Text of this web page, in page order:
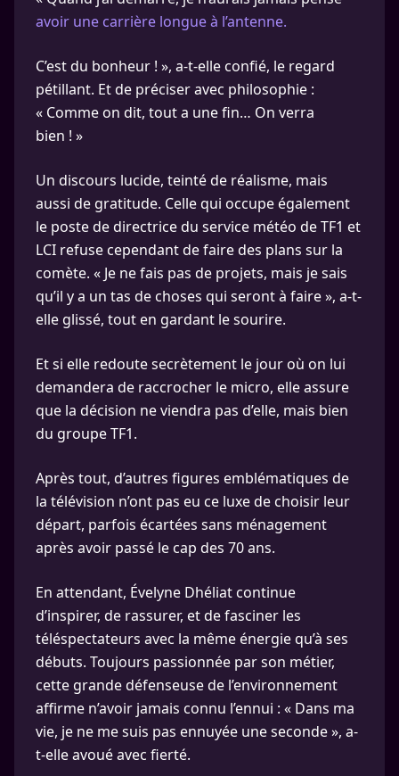
avoir une carrière longue à l’antenne.
C’est du bonheur ! », a-t-elle confié, le regard
pétillant. Et de préciser avec philosophie :
« Comme on dit, tout a une fin… On verra
bien ! »
Un discours lucide, teinté de réalisme, mais
aussi de gratitude. Celle qui occupe également
le poste de directrice du service météo de TF1 et
LCI refuse cependant de faire des plans sur la
comète. « Je ne fais pas de projets, mais je sais
qu’il y a un tas de choses qui seront à faire », a-t-
elle glissé, tout en gardant le sourire.
Et si elle redoute secrètement le jour où on lui
demandera de raccrocher le micro, elle assure
que la décision ne viendra pas d’elle, mais bien
du groupe TF1.
Après tout, d’autres figures emblématiques de
la télévision n’ont pas eu ce luxe de choisir leur
départ, parfois écartées sans ménagement
après avoir passé le cap des 70 ans.
En attendant, Évelyne Dhéliat continue
d’inspirer, de rassurer, et de fasciner les
téléspectateurs avec la même énergie qu’à ses
débuts. Toujours passionnée par son métier,
cette grande défenseuse de l’environnement
affirme n’avoir jamais connu l’ennui : « Dans ma
vie, je ne me suis pas ennuyée une seconde », a-
t-elle avoué avec fierté.